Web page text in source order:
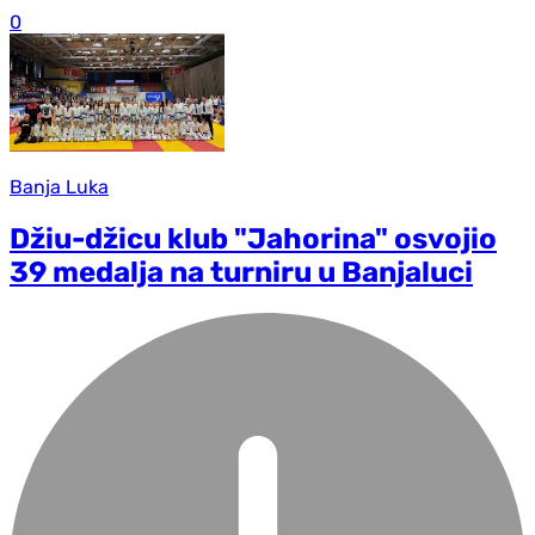
0
Banja Luka
Džiu-džicu klub "Jahorina" osvojio
39 medalja na turniru u Banjaluci